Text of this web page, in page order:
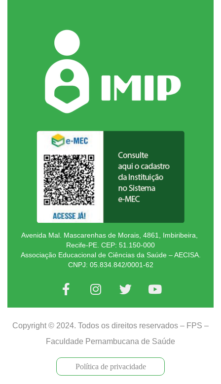
Avenida Mal. Mascarenhas de Morais, 4861, Imbiribeira,
Recife-PE. CEP: 51.150-000
Associação Educacional de Ciências da Saúde – AECISA.
CNPJ: 05.834.842/0001-62
Copyright © 2024. Todos os direitos reservados – FPS –
Faculdade Pernambucana de Saúde
Política de privacidade